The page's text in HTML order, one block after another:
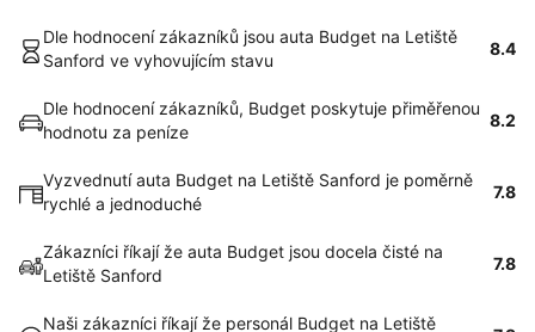
Dle hodnocení zákazníků jsou auta Budget na Letiště
Sanford ve vyhovujícím stavu
8.4
Dle hodnocení zákazníků, Budget poskytuje přiměřenou
hodnotu za peníze
8.2
Vyzvednutí auta Budget na Letiště Sanford je poměrně
rychlé a jednoduché
7.8
Zákazníci říkají že auta Budget jsou docela čisté na
Letiště Sanford
7.8
Naši zákazníci říkají že personál Budget na Letiště